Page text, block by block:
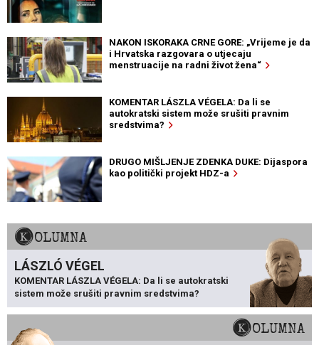
NAKON ISKORAKA CRNE GORE: „Vrijeme je da
i Hrvatska razgovara o utjecaju
menstruacije na radni život žena“
KOMENTAR LÁSZLA VÉGELA: Da li se
autokratski sistem može srušiti pravnim
sredstvima?
DRUGO MIŠLJENJE ZDENKA DUKE: Dijaspora
kao politički projekt HDZ-a
KOLUMNA
LÁSZLÓ VÉGEL
KOMENTAR LÁSZLA VÉGELA: Da li se autokratski
sistem može srušiti pravnim sredstvima?
KOLUMNA